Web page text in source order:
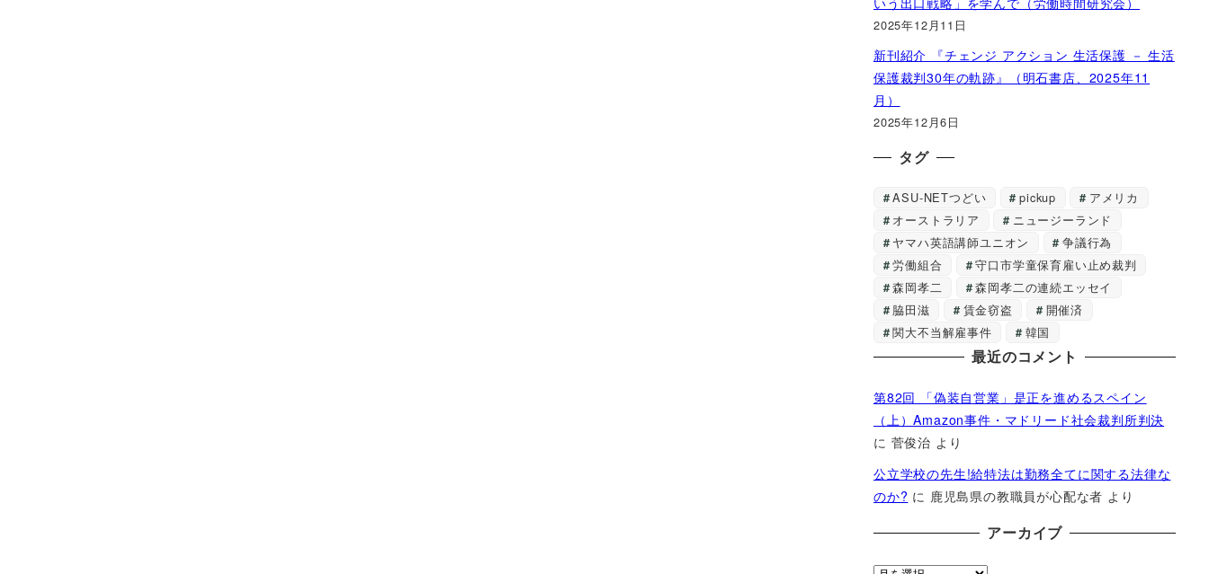
2025年12月11日
新刊紹介 『チェンジ アクション 生活保護 － 生活
保護裁判30年の軌跡』（明石書店、2025年11
月）
2025年12月6日
タグ
ASU-NETつどい pickup
アメリカ
オーストラリア
ニュージーランド
ヤマハ英語講師ユニオン
争議行為
労働組合
守口市学童保育雇い止め裁判
森岡孝二
森岡孝二の連続エッセイ
脇田滋
賃金窃盗
開催済
関大不当解雇事件
韓国
最近のコメント
第82回 「偽装自営業」是正を進めるスペイン
（上）Amazon事件・マドリード社会裁判所判決
に 菅俊治 より
公立学校の先生!給特法は勤務全てに関する法律な
のか? に 鹿児島県の教職員が心配な者 より
アーカイブ